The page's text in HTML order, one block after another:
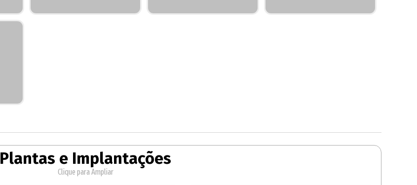
Plantas e Implantações
Clique para Ampliar